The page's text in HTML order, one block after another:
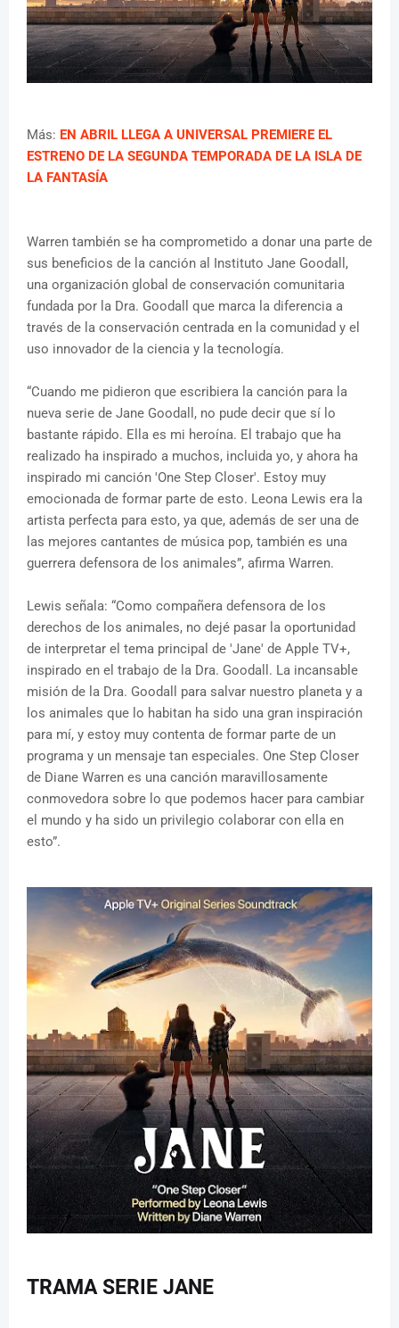
Más: EN ABRIL LLEGA A UNIVERSAL PREMIERE EL
ESTRENO DE LA SEGUNDA TEMPORADA DE LA ISLA DE
LA FANTASÍA
Warren también se ha comprometido a donar una parte de
sus beneficios de la canción al Instituto Jane Goodall,
una organización global de conservación comunitaria
fundada por la Dra. Goodall que marca la diferencia a
través de la conservación centrada en la comunidad y el
uso innovador de la ciencia y la tecnología.
“Cuando me pidieron que escribiera la canción para la
nueva serie de Jane Goodall, no pude decir que sí lo
bastante rápido. Ella es mi heroína. El trabajo que ha
realizado ha inspirado a muchos, incluida yo, y ahora ha
inspirado mi canción 'One Step Closer'. Estoy muy
emocionada de formar parte de esto. Leona Lewis era la
artista perfecta para esto, ya que, además de ser una de
las mejores cantantes de música pop, también es una
guerrera defensora de los animales”, afirma Warren.
Lewis señala: “Como compañera defensora de los
derechos de los animales, no dejé pasar la oportunidad
de interpretar el tema principal de 'Jane' de Apple TV+,
inspirado en el trabajo de la Dra. Goodall. La incansable
misión de la Dra. Goodall para salvar nuestro planeta y a
los animales que lo habitan ha sido una gran inspiración
para mí, y estoy muy contenta de formar parte de un
programa y un mensaje tan especiales. One Step Closer
de Diane Warren es una canción maravillosamente
conmovedora sobre lo que podemos hacer para cambiar
el mundo y ha sido un privilegio colaborar con ella en
esto”.
TRAMA SERIE JANE